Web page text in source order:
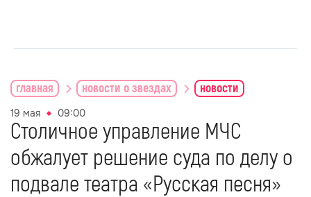
главная новости о звездах новости
19 мая 09:00
Столичное управление МЧС
обжалует решение суда по делу о
подвале театра «Русская песня»